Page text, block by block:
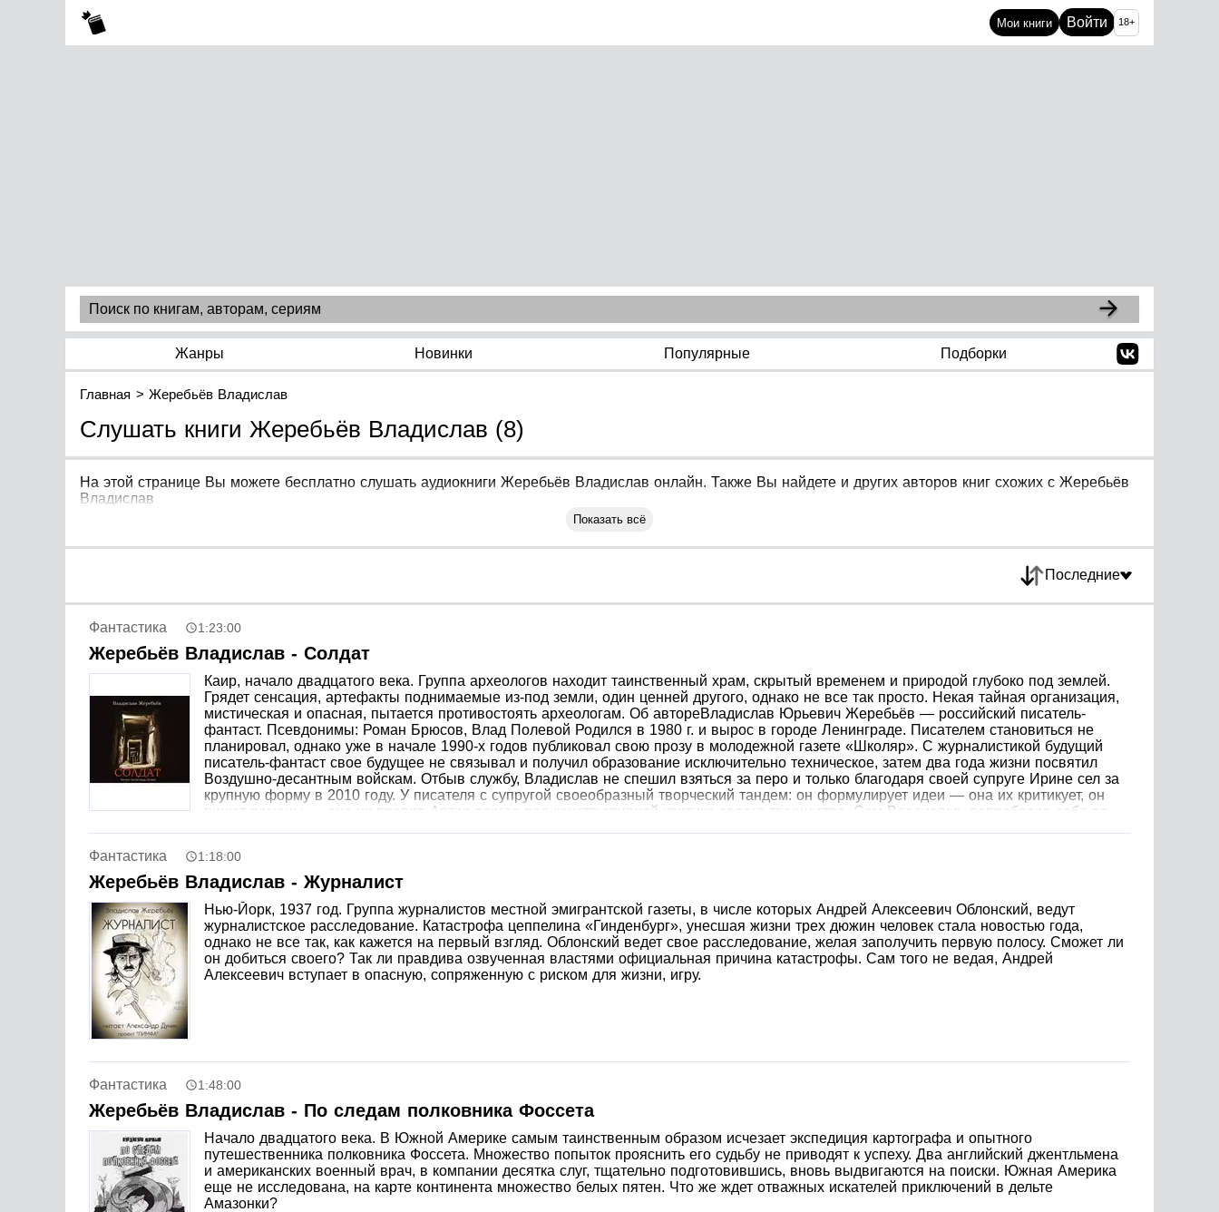
Мои книги Войти 18+
Жанры Новинки Популярные Подборки
Главная Жеребьёв Владислав
Слушать книги Жеребьёв Владислав (8)
На этой странице Вы можете бесплатно слушать аудиокниги Жеребьёв Владислав онлайн. Также Вы найдете и других авторов книг схожих с Жеребьёв
Владислав
Показать всё
Последние
Фантастика 1:23:00
Жеребьёв Владислав - Солдат
Каир, начало двадцатого века. Группа археологов находит таинственный храм, скрытый временем и природой глубоко под землей.
Грядет сенсация, артефакты поднимаемые из-под земли, один ценней другого, однако не все так просто. Некая тайная организация,
мистическая и опасная, пытается противостоять археологам. Об автореВладислав Юрьевич Жеребьёв — российский писатель-
фантаст. Псевдонимы: Роман Брюсов, Влад Полевой Родился в 1980 г. и вырос в городе Ленинграде. Писателем становиться не
планировал, однако уже в начале 1990-х годов публиковал свою прозу в молодежной газете «Школяр». С журналистикой будущий
писатель-фантаст свое будущее не связывал и получил образование исключительно техническое, затем два года жизни посвятил
Воздушно-десантным войскам. Отбыв службу, Владислав не спешил взяться за перо и только благодаря своей супруге Ирине сел за
крупную форму в 2010 году. У писателя с супругой своеобразный творческий тандем: он формулирует идеи — она их критикует, он
пишет романы — она их правит. Автор всегда рад конструктивной критике своего творчества. Сам Владислав, попробовав себя во
его можно продолжать до бесконечности. Помимо фантастики, автор читает мистические детективы и хоррор. Современного кино Жеребьёв не
понимает и часто пересматривает старые советские комедии. Серьезным вещам тоже есть место: «Семнадцать мгновений весны» Татьяны
Лиозновой и «Сталкер» Андрея Тарковского среди фаворитов.
Фантастика 1:18:00
Жеребьёв Владислав - Журналист
Нью-Йорк, 1937 год. Группа журналистов местной эмигрантской газеты, в числе которых Андрей Алексеевич Облонский, ведут
журналистское расследование. Катастрофа цеппелина «Гинденбург», унесшая жизни трех дюжин человек стала новостью года,
однако не все так, как кажется на первый взгляд. Облонский ведет свое расследование, желая заполучить первую полосу. Сможет ли
он добиться своего? Так ли правдива озвученная властями официальная причина катастрофы. Сам того не ведая, Андрей
Алексеевич вступает в опасную, сопряженную с риском для жизни, игру.
Фантастика 1:48:00
Жеребьёв Владислав - По следам полковника Фоссета
Начало двадцатого века. В Южной Америке самым таинственным образом исчезает экспедиция картографа и опытного
путешественника полковника Фоссета. Множество попыток прояснить его судьбу не приводят к успеху. Два английский джентльмена
и американских военный врач, в компании десятка слуг, тщательно подготовившись, вновь выдвигаются на поиски. Южная Америка
еще не исследована, на карте континента множество белых пятен. Что же ждет отважных искателей приключений в дельте
Амазонки?